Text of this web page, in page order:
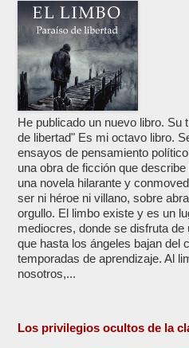
He publicado un nuevo libro. Su
de libertad" Es mi octavo libro.
ensayos de pensamiento
una obra de ficción que
una novela hilarante y
ser ni héroe ni villano, sobre
orgullo. El limbo existe y es un
mediocres, donde se disfruta de
que hasta los ángeles bajan del
temporadas de aprendizaje. Al
nosotros,...
Los privilegios ocultos de la